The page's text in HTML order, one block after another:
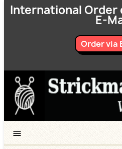
International Order
E-
Order via
